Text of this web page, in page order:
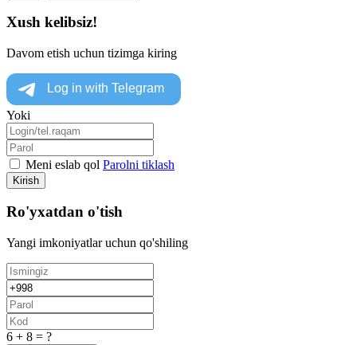
Xush kelibsiz!
Davom etish uchun tizimga kiring
Yoki
Meni eslab qol Parolni tiklash
Kirish
Ro'yxatdan o'tish
Yangi imkoniyatlar uchun qo'shiling
6 + 8 = ?